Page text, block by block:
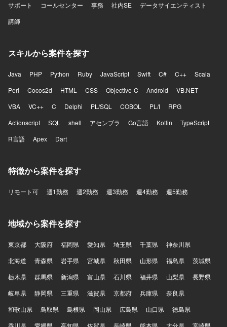
サポート
コールセンター 事務 社内SE
データサイエンティスト
講師
スキルから案件を探す
Java PHP Python Ruby JavaScript Swift C# C++
Scala
Perl
Cocos2d HTML CSS Objective-C Android
VB.NET
VBA
VC++ C Delphi PL/SQL COBOL PL/I
RPG
Actionscript
SQL shell アセンブラ Go言語 Kotlin
TypeScript
R言語
Apex Dart
特徴から案件を探す
リモート可 週1勤務 週2勤務 週3勤務 週4勤務 週5勤務
地域から案件を探す
東京都 大阪府 福岡県 愛知県 埼玉県 千葉県
神奈川県
北海道
青森県 岩手県 宮城県 秋田県 山形県 福島県
茨城県
栃木県
群馬県 新潟県 富山県 石川県 福井県 山梨県
長野県
岐阜県
静岡県 三重県 滋賀県 京都府 兵庫県
奈良県
和歌山県
鳥取県 島根県 岡山県 広島県 山口県
徳島県
香川県
愛媛県 高知県 佐賀県 長崎県 熊本県 大分県 宮崎県